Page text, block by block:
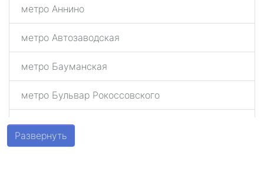
метро Аннино
метро Автозаводская
метро Бауманская
метро Бульвар Рокоссовского
метро Беговая
Развернуть